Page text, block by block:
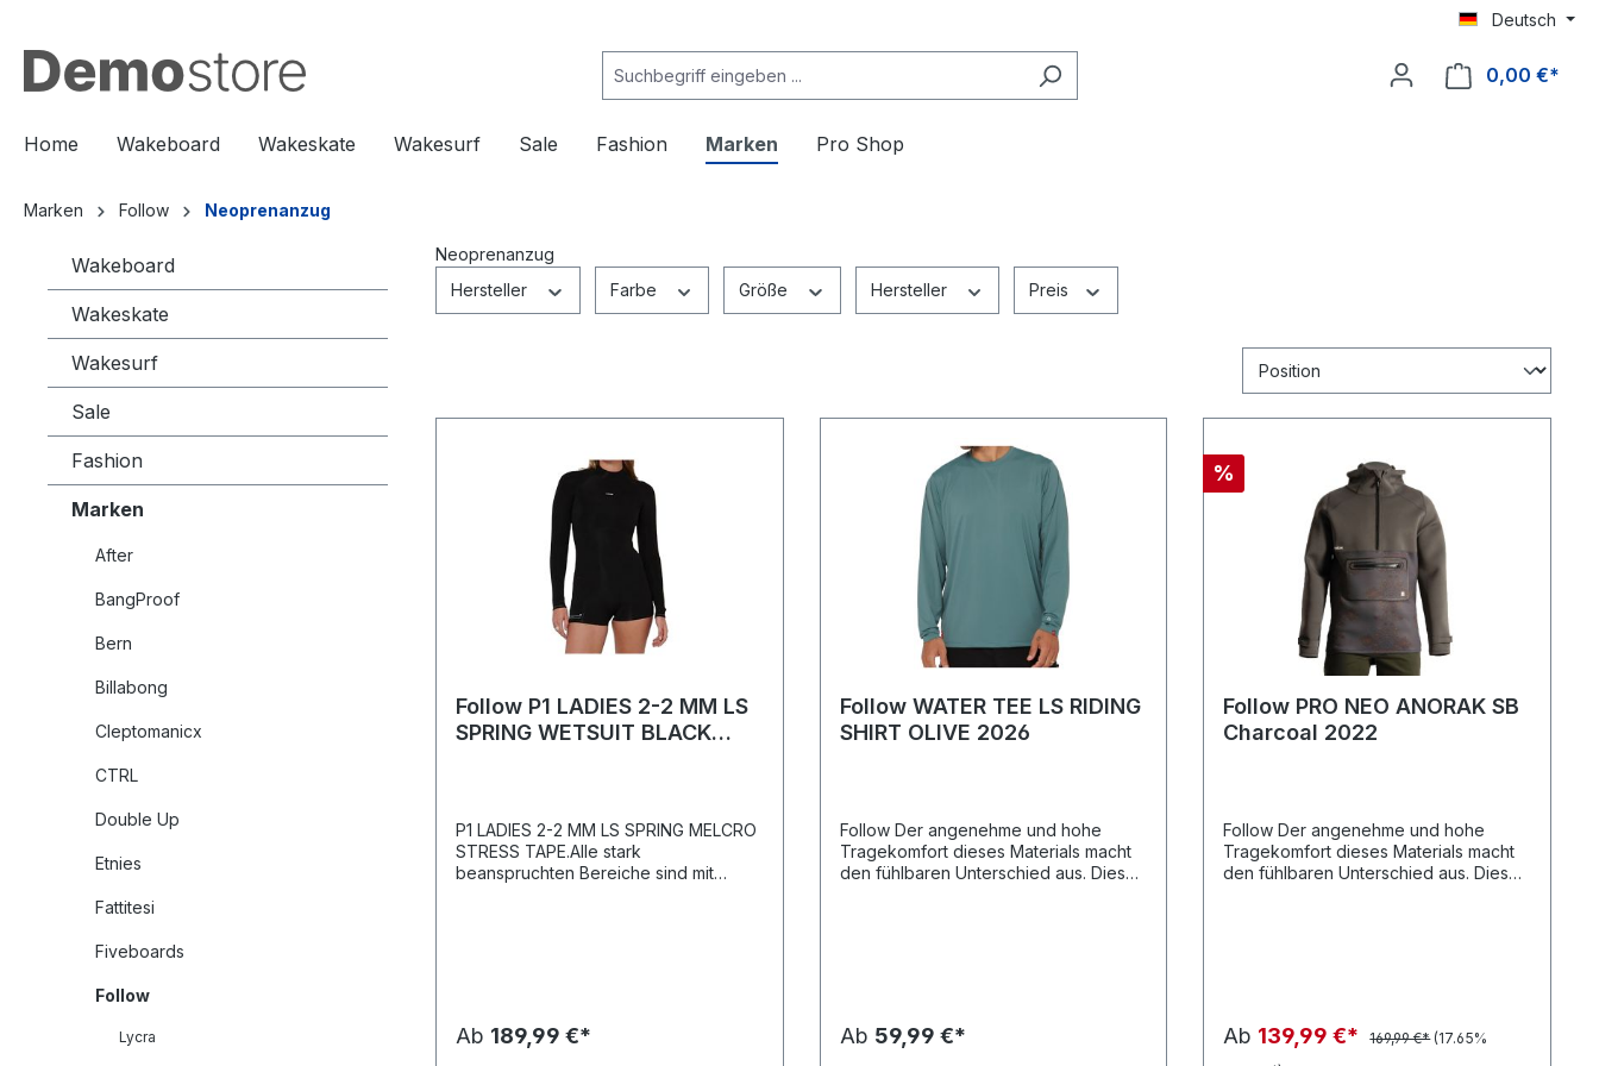
Deutsch
0,00 €*
Home Wakeboard Wakeskate Wakesurf Sale Fashion Marken Pro Shop
Marken Follow Neoprenanzug
Wakeboard
Wakeskate
Wakesurf
Sale
Fashion
Marken
After
BangProof
Bern
Billabong
Cleptomanicx
CTRL
Double Up
Etnies
Fattitesi
Fiveboards
Follow
Lycra
Neoprenanzug
Hersteller
Farbe Größe Hersteller Preis
Follow P1 LADIES 2-2 MM LS
SPRING WETSUIT BLACK
P1 LADIES 2-2 MM LS SPRING MELCRO
STRESS TAPE.Alle stark
beanspruchten Bereiche sind mit
eine weitere Art, dich vor den
Ab 189,99 €*
Follow WATER TEE LS RIDING
SHIRT OLIVE 2026
Follow Der angenehme und hohe
Tragekomfort dieses Materials macht
den fühlbaren Unterschied aus. Diese
Ab 59,99 €*
%
Follow PRO NEO ANORAK SB
Charcoal 2022
Follow Der angenehme und hohe
Tragekomfort dieses Materials macht
den fühlbaren Unterschied aus. Diese
Ab 139,99 €* 169,99 €* (17.65%